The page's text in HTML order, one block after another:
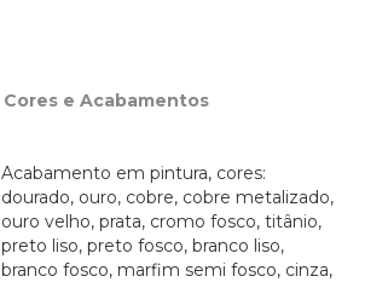
Cores e Acabamentos
Acabamento em pintura, cores:
dourado, ouro, cobre, cobre metalizado,
ouro velho, prata, cromo fosco, titânio,
preto liso, preto fosco, branco liso,
branco fosco, marfim semi fosco, cinza,